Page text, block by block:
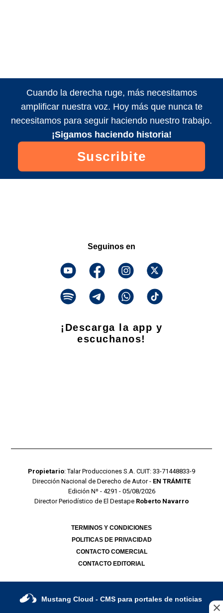
Cuando la derecha ruge, más necesitamos
amplificar nuestra voz. Hoy más que nunca te
necesitamos para seguir haciendo nuestro trabajo.
¡Sigamos haciendo historia!
Suscribite
Seguinos en
¡Descarga la app y
escuchanos!
Propietario: Talar Producciones S.A. CUIT: 33-71448833-9
Dirección Nacional de Derecho de Autor - EN TRÁMITE
Edición Nº - 4291 - 05/08/2026
Director Periodístico de El Destape Roberto Navarro
TERMINOS Y CONDICIONES
POLITICAS DE PRIVACIDAD
CONTACTO COMERCIAL
CONTACTO EDITORIAL
Mustang Cloud - CMS para portales de noticias